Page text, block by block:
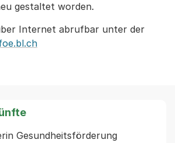
gestaltet worden.
Internet abrufbar unter der
Gesundheitsförderung